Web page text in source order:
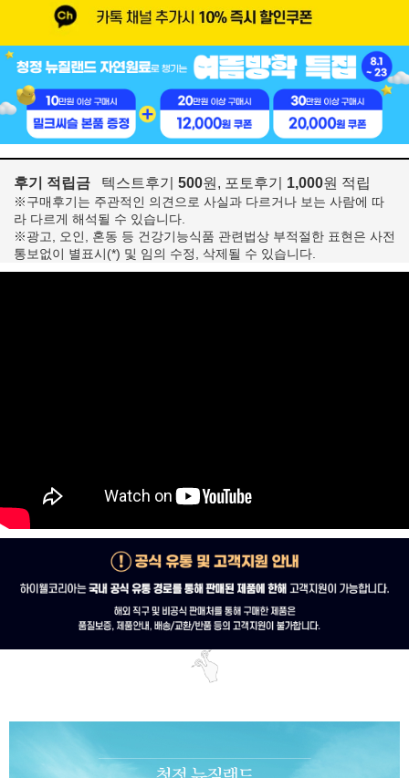
후기 적립금 텍스트후기 500원, 포토후기 1,000원 적립
※구매후기는 주관적인 의견으로 사실과 다르거나 보는 사람에 따
라 다르게 해석될 수 있습니다.
※광고, 오인, 혼동 등 건강기능식품 관련법상 부적절한 표현은 사전
통보없이 별표시(*) 및 임의 수정, 삭제될 수 있습니다.